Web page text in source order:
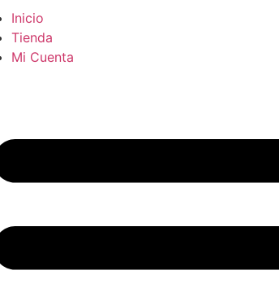
Inicio
Tienda
Mi Cuenta